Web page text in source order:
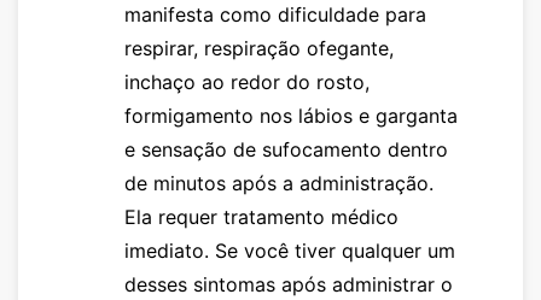
manifesta como dificuldade para
respirar, respiração ofegante,
inchaço ao redor do rosto,
formigamento nos lábios e garganta
e sensação de sufocamento dentro
de minutos após a administração.
Ela requer tratamento médico
imediato. Se você tiver qualquer um
desses sintomas após administrar o